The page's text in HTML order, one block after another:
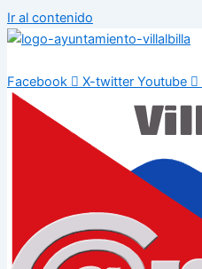
Ir al contenido
Facebook X-twitter Youtube